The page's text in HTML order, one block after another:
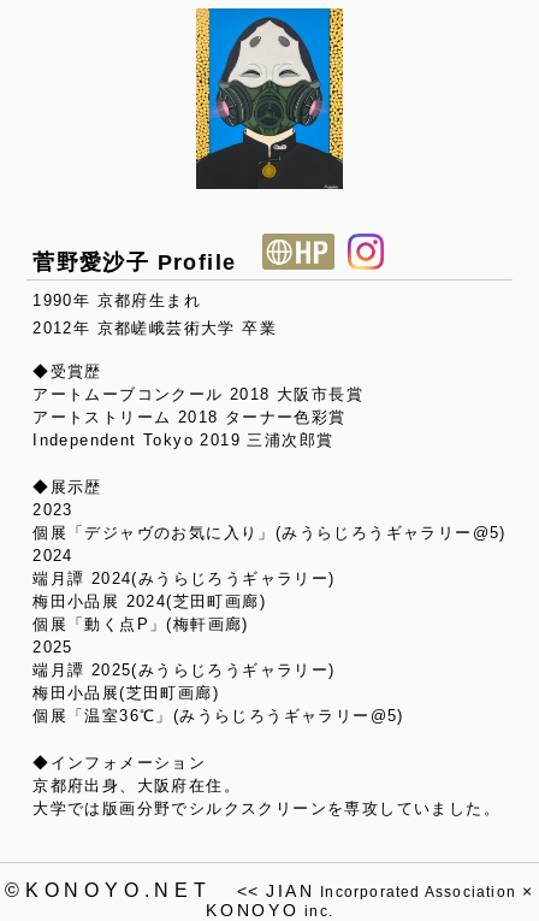
菅野愛沙子 Profile
1990年 京都府生まれ
2012年 京都嵯峨芸術大学 卒業
◆受賞歴
アートムーブコンクール 2018 大阪市長賞
アートストリーム 2018 ターナー色彩賞
Independent Tokyo 2019 三浦次郎賞
◆展示歴
2023
個展「デジャヴのお気に入り」(みうらじろうギャラリー@5)
2024
端月譚 2024(みうらじろうギャラリー)
梅田小品展 2024(芝田町画廊)
個展「動く点P」(梅軒画廊)
2025
端月譚 2025(みうらじろうギャラリー)
梅田小品展(芝田町画廊)
個展「温室36℃」(みうらじろうギャラリー@5)
◆インフォメーション
京都府出身、大阪府在住。
大学では版画分野でシルクスクリーンを専攻していました。
©KONOYO.NET << JIAN Incorporated Association ×
KONOYO inc.